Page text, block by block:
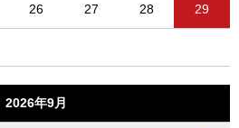
26 27 28 29
2026年9月